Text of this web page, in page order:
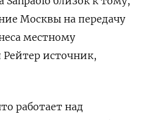
Москвы на передачу
местному
источник,
работает над